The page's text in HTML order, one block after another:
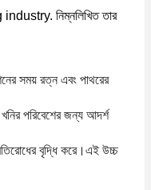
নিম্নলিখিত তার
সময় রত্ন এবং পাথরের
পরিবেশের জন্য আদর্শ
বৃদ্ধি করে।এই উচ্চ